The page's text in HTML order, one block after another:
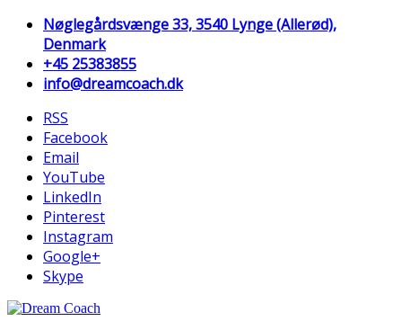
Nøglegårdsvænge 33, 3540 Lynge (Allerød),
Denmark
+45 25383855
info@dreamcoach.dk
RSS
Facebook
Email
YouTube
LinkedIn
Pinterest
Instagram
Google+
Skype